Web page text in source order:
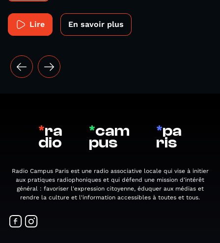
Lire En savoir plus
*ra
dio
*cam
pus
*pa
ris
Radio Campus Paris est une radio associative locale qui vise à initier
aux pratiques radiophoniques et qui défend une mission d'intérêt
général : favoriser l'expression citoyenne, éduquer aux médias et
rendre la culture et l'information accessibles à toutes et tous.